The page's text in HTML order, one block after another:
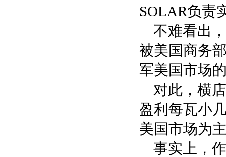
SOLAR负责
不难看出
被美国商务
军美国市场
对此，横
盈利每瓦小
美国市场为
事实上，